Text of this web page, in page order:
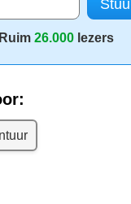
Ruim 26.000 lezers